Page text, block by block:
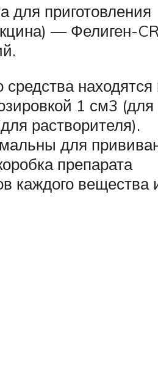
для приготовления
— Фелиген-
находятся
1 см3 (для
растворителя).
для
препарата
каждого вещества